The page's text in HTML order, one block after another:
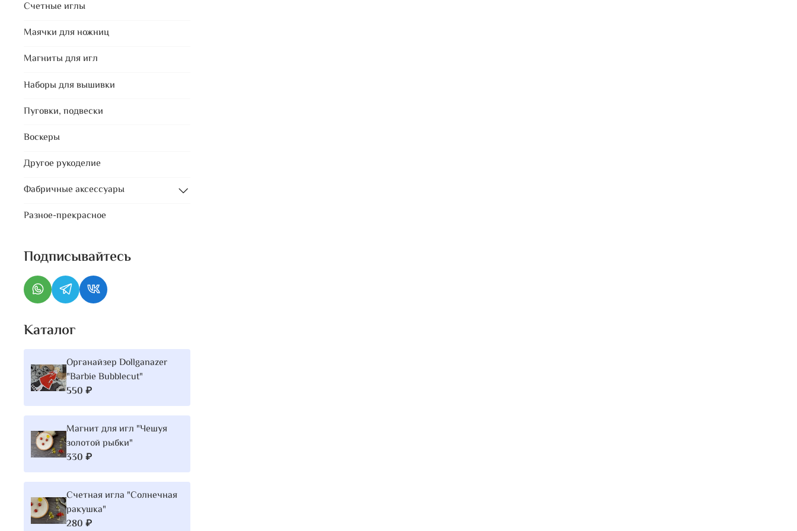
Счетные иглы
Маячки для ножниц
Магниты для игл
Наборы для вышивки
Пуговки, подвески
Воскеры
Другое рукоделие
Фабричные аксессуары
Разное-прекрасное
Подписывайтесь
Каталог
Органайзер Dollganazer
"Barbie Bubblecut"
550 ₽
Магнит для игл "Чешуя
золотой рыбки"
330 ₽
Счетная игла "Солнечная
ракушка"
280 ₽